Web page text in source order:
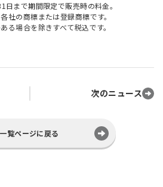
まで期間限定で販売時の料金。
社の商標または登録商標です。
場合を除きすべて税込です。
次のニュース
一覧ページに戻る